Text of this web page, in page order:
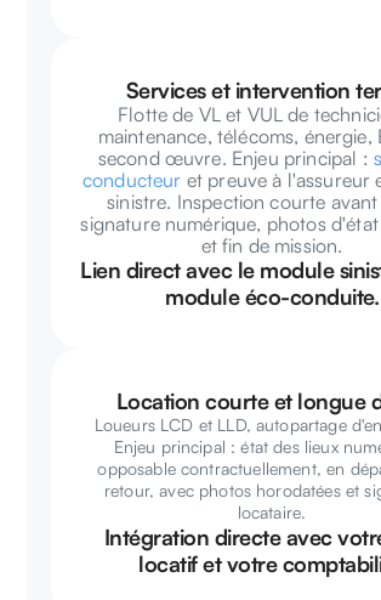
Services et intervention
Flotte de VL et VUL de
maintenance, télécoms, énergie,
second œuvre. Enjeu principal :
conducteur et preuve à l'assureur
sinistre. Inspection courte
signature numérique, photos
et fin de mission.
Lien direct avec le module
module éco-conduite.
Location courte et longue
Loueurs LCD et LLD, autopartage
Enjeu principal : état des lieux
opposable contractuellement, en
retour, avec photos horodatées et
locataire.
Intégration directe avec
locatif et votre